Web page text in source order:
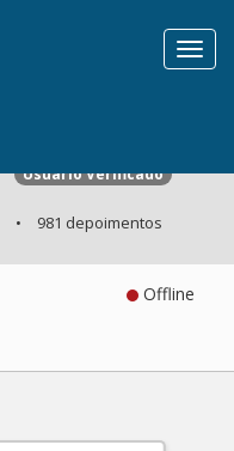
Usuário Verificado
• 981 depoimentos
Offline